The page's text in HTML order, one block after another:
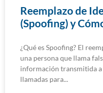
Reemplazo de
(Spoofing) y
¿Qué es Spoofing? El
una persona que llama
información transmitida
llamadas para